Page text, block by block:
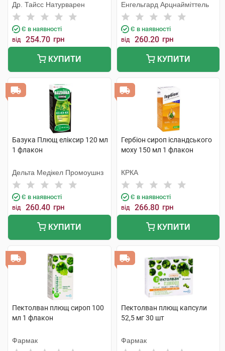
Др. Тайсс Натурварен
Є в наявності
від 254.70 грн
КУПИТИ
Енгельгард Арцнайміттель
Є в наявності
від 260.20 грн
КУПИТИ
Базука Плющ еліксир 120 мл
1 флакон
Дельта Медікел Промоушнз
Є в наявності
від 260.40 грн
КУПИТИ
Гербіон сироп ісландського
моху 150 мл 1 флакон
КРКА
Є в наявності
від 266.80 грн
КУПИТИ
Пектолван плющ сироп 100
мл 1 флакон
Фармак
Пектолван плющ капсули
52,5 мг 30 шт
Фармак